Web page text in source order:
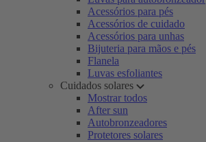
Acessórios para pés
Acessórios de cuidado
Acessórios para unhas
Bijuteria para mãos e pés
Flanela
Luvas esfoliantes
Cuidados solares
Mostrar todos
After sun
Autobronzeadores
Protetores solares